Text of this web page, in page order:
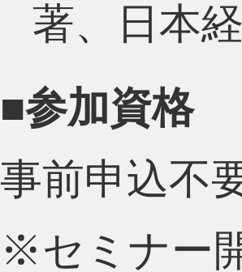
著、日本
■参加資格
事前申込不
※セミナー